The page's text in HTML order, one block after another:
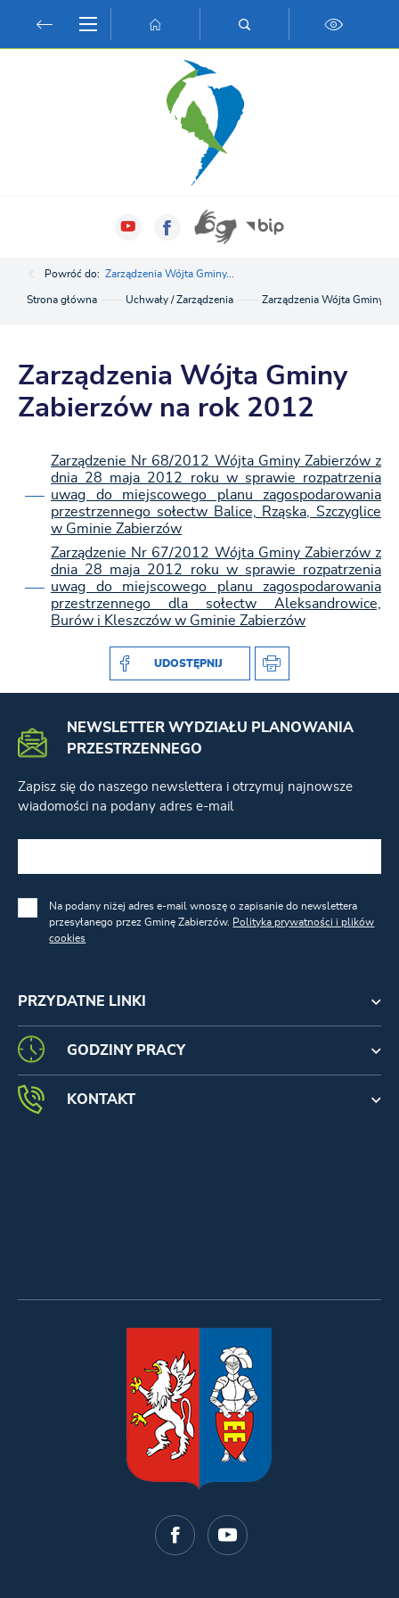
Przejdź do wyszukiwarki.
Przejdź do ustawień wielkości czcionki.
Włącz wersję kontrastową strony.
Powróć do: Zarządzenia Wójta Gminy...
Strona główna Uchwały / Zarządzenia Zarządzenia Wójta Gminy
Zarządzenia Wójta Gminy
Zabierzów na rok 2012
Zarządzenie Nr 68/2012 Wójta Gminy Zabierzów z
dnia 28 maja 2012 roku w sprawie rozpatrzenia
uwag do miejscowego planu zagospodarowania
przestrzennego sołectw Balice, Rząska, Szczyglice
w Gminie Zabierzów
Zarządzenie Nr 67/2012 Wójta Gminy Zabierzów z
dnia 28 maja 2012 roku w sprawie rozpatrzenia
uwag do miejscowego planu zagospodarowania
przestrzennego dla sołectw Aleksandrowice,
Burów i Kleszczów w Gminie Zabierzów
UDOSTĘPNIJ
PRZYDATNE LINKI
NEWSLETTER WYDZIAŁU PLANOWANIA
PRZESTRZENNEGO
Zapisz się do naszego newslettera i otrzymuj najnowsze
wiadomości na podany adres e-mail
Na podany niżej adres e-mail wnoszę o zapisanie do newslettera
przesyłanego przez Gminę Zabierzów. Polityka prywatności i plików
cookies
GODZINY PRACY
KONTAKT